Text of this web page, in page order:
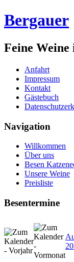
Bergauer
Feine
Anfahrt
Impressum
Kontakt
Gästebuch
Navigation
Willkommen
Über uns
Besen
Unsere Weine
Preisliste
Besentermine